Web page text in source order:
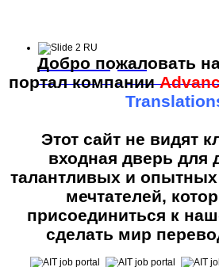
Есть минута?
Зарегистрируйтесь на
Добро пожаловать
портал компании
Этот сайт не видят
входная дверь
талантливых и
мечтателей,
присоединиться к
сделать мир